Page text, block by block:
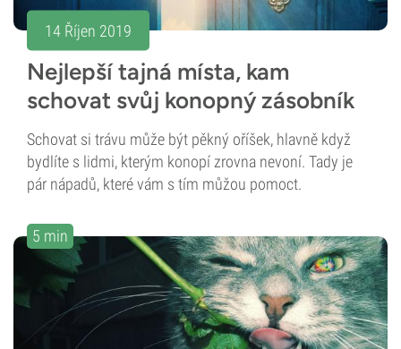
14 Říjen 2019
Nejlepší tajná místa, kam
schovat svůj konopný zásobník
Schovat si trávu může být pěkný oříšek, hlavně když
bydlíte s lidmi, kterým konopí zrovna nevoní. Tady je
pár nápadů, které vám s tím můžou pomoct.
5 min